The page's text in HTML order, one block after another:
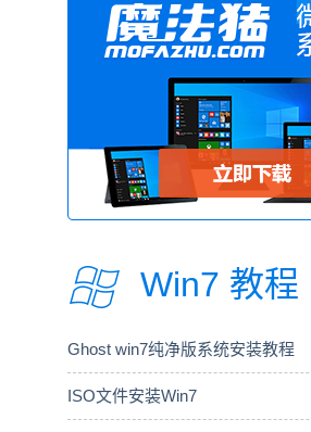
Win7 教程
Ghost win7纯净版系统安装教程
ISO文件安装Win7